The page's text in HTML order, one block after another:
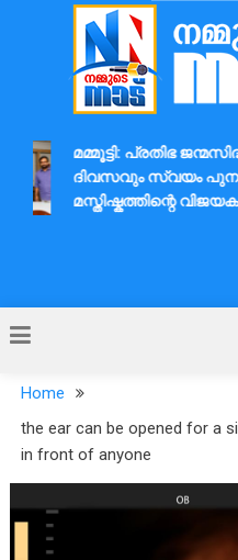
Nammude Naadu
മമ്മൂട്ടി: പ്രതിഭ
ദിവസവും സ്വയം
മസ്തിഷ്കത്തിന്റെ വിജയകഥ
Home
the ear can be opened for a
in front of anyone